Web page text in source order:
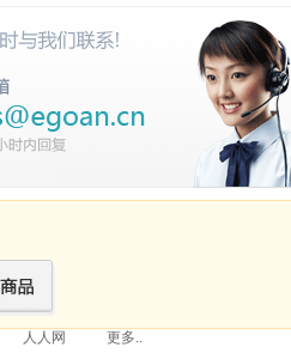
人人网 更多..